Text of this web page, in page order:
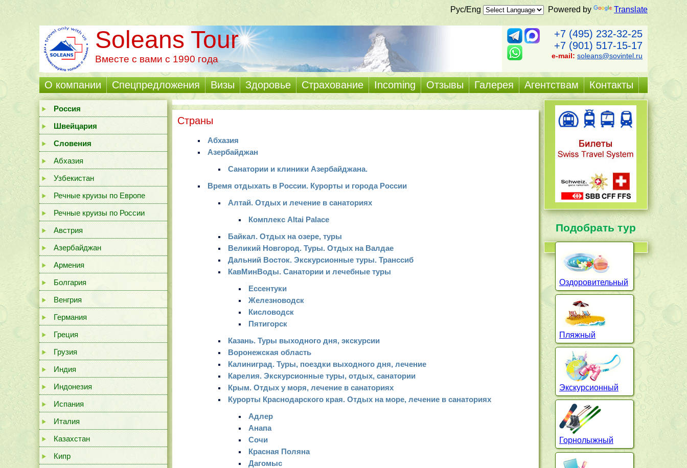
Рус/Eng Powered by Translate
Soleans Tour
Вместе с вами с 1990 года
+7 (495) 232-32-25
+7 (901) 517-15-17
e-mail: soleans@sovintel.ru
О компании Cпецпредложения Визы Здоровье Страхование Incoming Отзывы Галерея Агентствам Контакты
Россия
Швейцария
Словения
Абхазия
Узбекистан
Речные круизы по Европе
Речные круизы по России
Австрия
Азербайджан
Армения
Болгария
Венгрия
Германия
Греция
Грузия
Индия
Индонезия
Испания
Италия
Казахстан
Кипр
Страны
Абхазия
Азербайджан
Санатории и клиники Азербайджана.
Время отдыхать в России. Курорты и города России
Алтай. Отдых и лечение в санаториях
Комплекс Altai Palace
Байкал. Отдых на озере, туры
Великий Новгород. Туры. Отдых на Валдае
Дальний Восток. Экскурсионные туры. Транссиб
КавМинВоды. Санатории и лечебные туры
Ессентуки
Железноводск
Кисловодск
Пятигорск
Казань. Туры выходного дня, экскурсии
Воронежская область
Калиниград. Туры, поездки выходного дня, лечение
Карелия. Экскурсионные туры, отдых, санатории
Крым. Отдых у моря, лечение в санаториях
Курорты Краснодарского края. Отдых на море, лечение в санаториях
Адлер
Анапа
Сочи
Красная Поляна
Дагомыс
Подобрать тур
Оздоровительный
Пляжный
Экскурсионный
Горнолыжный